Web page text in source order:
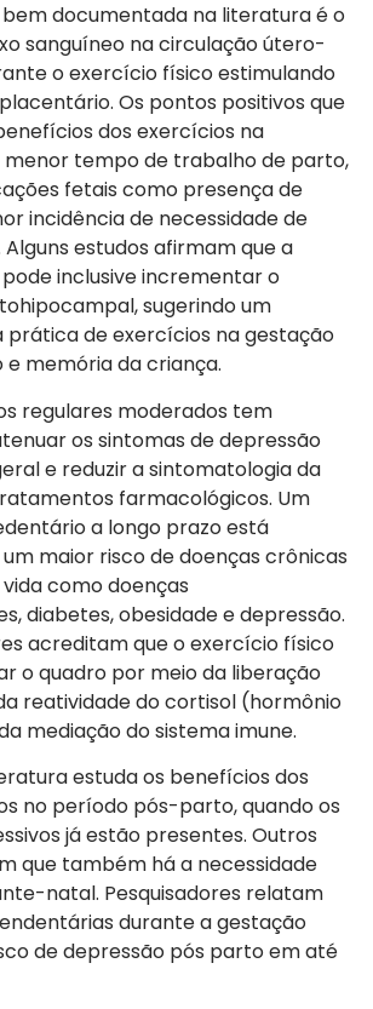
documentada na literatura é o
sanguíneo na circulação útero-
o exercício físico estimulando
Os pontos positivos que
dos exercícios na
menor tempo de trabalho de parto,
fetais como presença de
incidência de necessidade de
estudos afirmam que a
inclusive incrementar o
sugerindo um
prática de exercícios na gestação
e memória da criança.
regulares moderados tem
os sintomas de depressão
e reduzir a sintomatologia da
farmacológicos. Um
a longo prazo está
maior risco de doenças crônicas
como doenças
diabetes, obesidade e depressão.
acreditam que o exercício físico
o quadro por meio da liberação
reatividade do cortisol (hormônio
mediação do sistema imune.
estuda os benefícios dos
no período pós-parto, quando os
já estão presentes. Outros
que também há a necessidade
natal. Pesquisadores relatam
durante a gestação
de depressão pós parto em até